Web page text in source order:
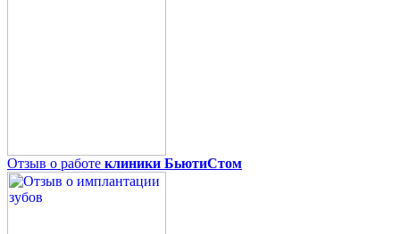
Отзыв о работе клиники БьютиСтом